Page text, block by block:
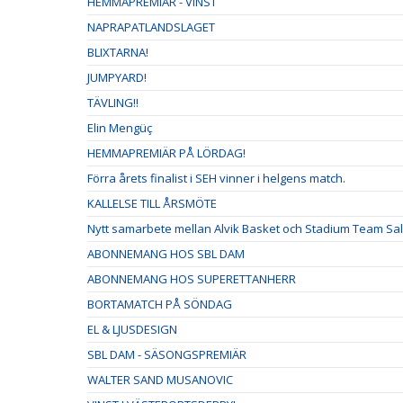
NAPRAPATLANDSLAGET
BLIXTARNA!
JUMPYARD!
TÄVLING!!
Elin Mengüç
HEMMAPREMIÄR PÅ LÖRDAG!
Förra årets finalist i SEH vinner i helgens match.
KALLELSE TILL ÅRSMÖTE
Nytt samarbete mellan Alvik Basket och Stadium Team
ABONNEMANG HOS SBL DAM
ABONNEMANG HOS SUPERETTANHERR
BORTAMATCH PÅ SÖNDAG
EL & LJUSDESIGN
SBL DAM - SÄSONGSPREMIÄR
WALTER SAND MUSANOVIC